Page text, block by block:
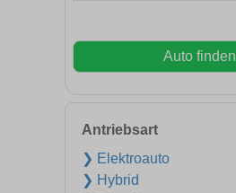
Auto finden
Antriebsart
❯ Elektroauto
❯ Hybrid